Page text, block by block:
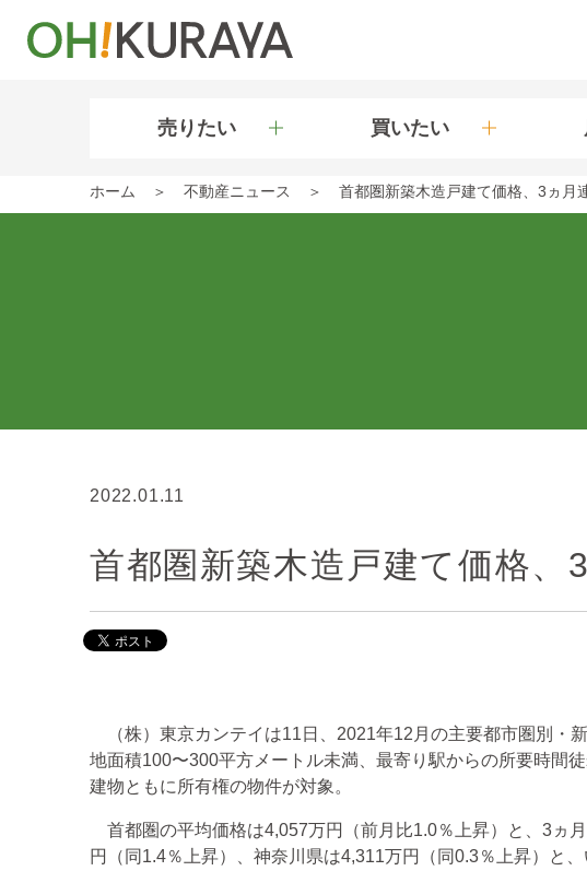
売りたい 買いたい
ホーム 不動産ニュース 首都圏新築木造戸建て価格、3ヵ月
2022.01.11
首都圏新築木造戸建て価格、
（株）東京カンテイは11日、2021年12月の主要都市圏別・
地面積100〜300平方メートル未満、最寄り駅からの所要時間
建物ともに所有権の物件が対象。
首都圏の平均価格は4,057万円（前月比1.0％上昇）と、3ヵ
円（同1.4％上昇）、神奈川県は4,311万円（同0.3％上昇）と